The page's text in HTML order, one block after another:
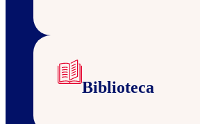
Biblioteca